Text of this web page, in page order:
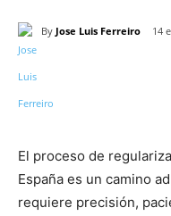
By Jose Luis Ferreiro 14
El proceso de
España es un camino
requiere precisión,